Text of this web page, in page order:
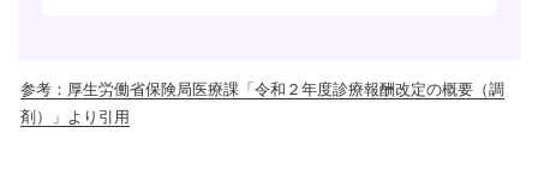
参考：厚生労働省保険局医療課「令和２年度診療報酬改定の概要（調
剤）」より引用